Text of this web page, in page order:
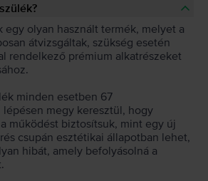
olyan használt termék, melyet a
átvizsgáltak, szükség esetén
rendelkező prémium alkatrészeket
minden esetben 67
megy keresztül, hogy
működést biztosítsuk, mint egy új
csupán esztétikai állapotban lehet,
hibát, amely befolyásolná a